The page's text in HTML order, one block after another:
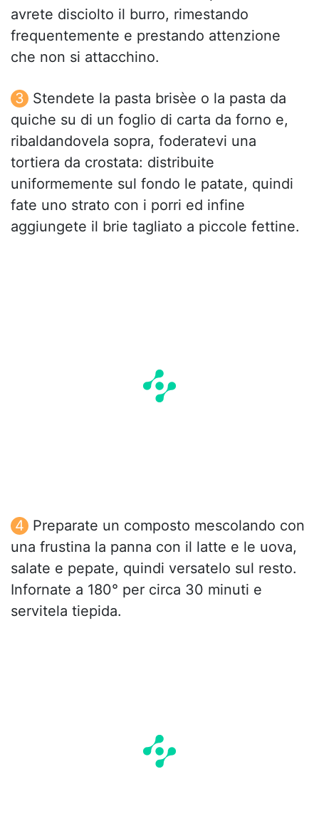
avrete disciolto il burro, rimestando
frequentemente e prestando attenzione
che non si attacchino.
Stendete la pasta brisèe o la pasta da
quiche su di un foglio di carta da forno e,
ribaldandovela sopra, foderatevi una
tortiera da crostata: distribuite
uniformemente sul fondo le patate, quindi
fate uno strato con i porri ed infine
aggiungete il brie tagliato a piccole fettine.
Preparate un composto mescolando con
una frustina la panna con il latte e le uova,
salate e pepate, quindi versatelo sul resto.
Infornate a 180° per circa 30 minuti e
servitela tiepida.